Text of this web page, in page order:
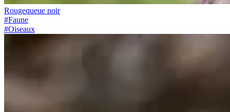
Rougequeue noir
#Faune
#Oiseaux